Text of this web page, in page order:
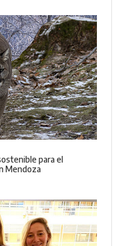
para el
Mendoza